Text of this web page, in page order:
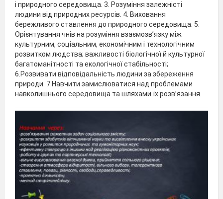
і природного середовища. 3. Розуміння залежністі
людини від природних ресурсів. 4. Виховання
бережливого ставлення до природного середовища. 5.
Орієнтування чнів на розуміння взаємозв’язку між
культурним, соціальним, економічним і технологічним
розвитком людства; важливості біологічної й культурної
багатоманітності та екологічної стабільності;
6.Розвивати відповідальність людини за збереження
природи. 7.Навчити замислюватися над проблемами
навколишнього середовища та шляхами їх розв’язання.